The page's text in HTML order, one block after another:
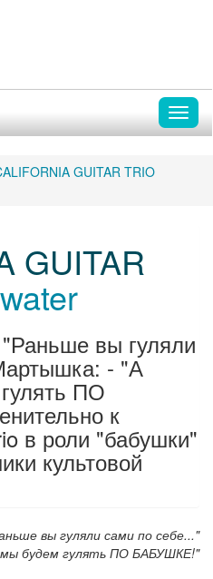
GUITAR TRIO
GUITAR
вы гуляли
- "А
ПО
к
в роли "бабушки"
культовой
вы гуляли сами по себе..."
будем гулять ПО БАБУШКЕ!"